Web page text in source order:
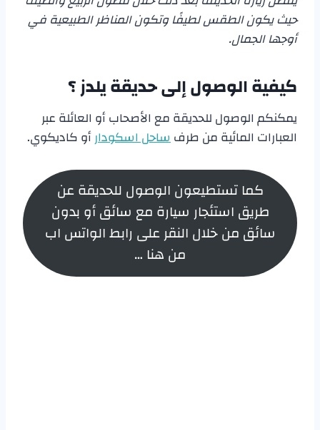
حيث يكون الطقس لطيفًا وتكون المناظر الطبيعية في
أوجها الجمال.
كيفية الوصول إلى حديقة يلدز؟
يمكنكم الوصول للحديقة مع الأصحاب أو العائلة عبر
العبارات المائية من طرفساحل اسكودارأو كاديكوي.
كما تستطيعون الوصول للحديقة عن
طريق استئجار سيارة مع سائق أو بدون
سائق من خلال النقر على رابط الواتس اب
من هنا …